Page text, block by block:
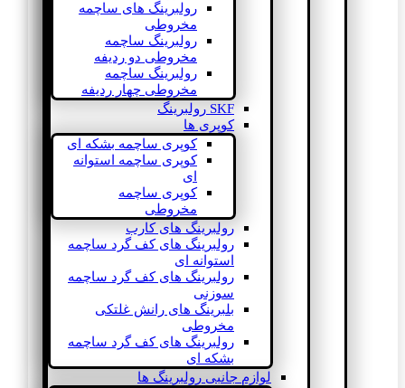
رولبرینگ های ساچمه
مخروطی
رولبرینگ ساچمه
مخروطی دو ردیفه
رولبرینگ ساچمه
مخروطی چهار ردیفه
SKF رولبرینگ
کوپری ها
کوپری ساچمه بشکه ای
کوپری ساچمه استوانه
ای
کوپری ساچمه
مخروطی
رولبرینگ های کارب
رولبرینگ های کف گرد ساچمه
استوانه ای
رولبرینگ های کف گرد ساچمه
سوزنی
بلبرینگ های رانش غلتکی
مخروطی
رولبرینگ های کف گرد ساچمه
بشکه ای
لوازم جانبی رولبرینگ ها